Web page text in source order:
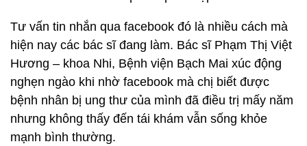
Tư vấn tin nhắn qua facebook đó là nhiều cách mà
hiện nay các bác sĩ đang làm. Bác sĩ Phạm Thị Việt
Hương – khoa Nhi, Bệnh viện Bạch Mai xúc động
nghẹn ngào khi nhờ facebook mà chị biết được
bệnh nhân bị ung thư của mình đã điều trị mấy năm
nhưng không thấy đến tái khám vẫn sống khỏe
mạnh bình thường.